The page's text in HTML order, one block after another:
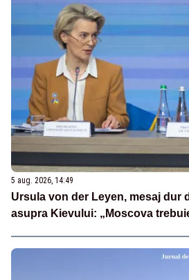
5 aug. 2026, 14:49
Ursula von der Leyen, mesaj dur
asupra Kievului: „Moscova